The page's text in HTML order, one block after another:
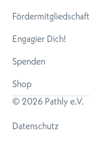
Fördermitgliedschaft
Engagier Dich!
Spenden
Shop
© 2026 Pathly e.V.
Datenschutz